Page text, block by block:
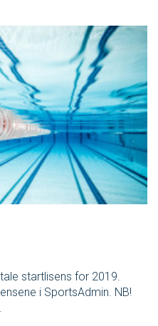
startlisens for 2019.
i SportsAdmin. NB!